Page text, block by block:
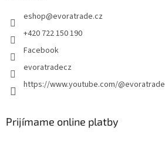
eshop@evoratrade.cz
+420 722 150 190
Facebook
evoratradecz
https://www.youtube.com/@evoratrade
Prijímame online platby